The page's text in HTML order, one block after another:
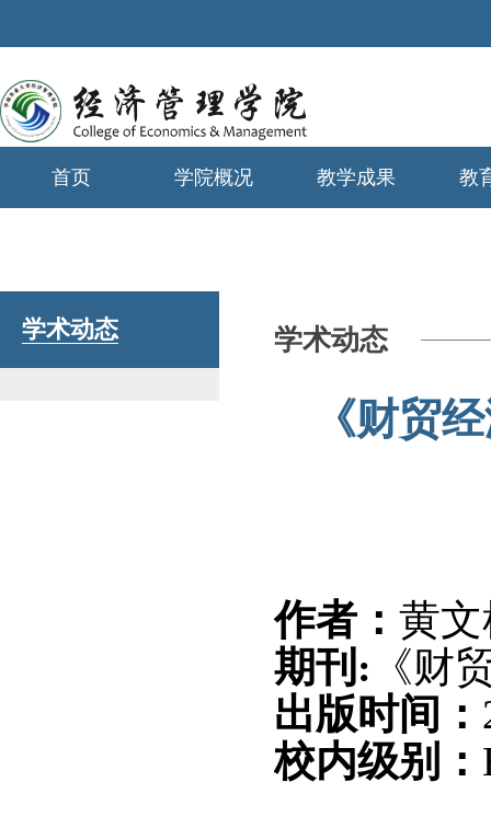
首页 学院概况 教学成果 教
学术动态 学术动态
《财贸
作者： 黄
期刊: 《财
出版时间：
校内级别：